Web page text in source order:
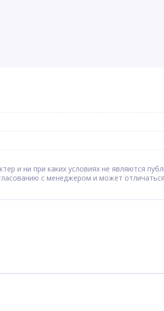
и ни при каких условиях не являются
с менеджером и может